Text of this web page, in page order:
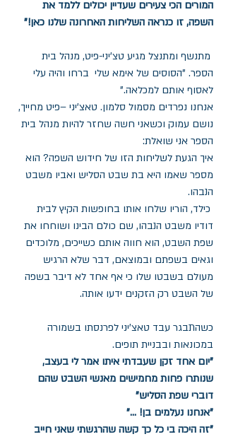
המורים הכי צעירים שעדיין יכולים ללמד את
השפה, זו כנראה השליחות האחרונה שלנו כאן!"
מתנשף ומתנצל מגיע טצ'יני-פיט, מנהל בית
הספר. "הסוסים של אימא שלי  ברחו והיה עלי
לאסוף אותם למכלאה."
אנחנו נפרדים מסמול סלמון. טאצ'יני –פיט מחייך,
נושם עמוק וכשאני חשה שחזר להיות מנהל בית
הספר אני שואלת:
איך הגעת לשליחות הזו של חידוש השפה? הוא
מספר שאמו היא בת שבט הסליש ואביו משבט
הנבהו.
כילד, הוריו שלחו אותו בחופשות הקיץ לבית
דודיו משבט הנבהו, שם כולם הבינו ושוחחו את
שפת השבט, הוא חווה אותם כשייכים, מלוכדים
וגאים בשפתם ובמוצאם, דבר שלא הרגיש
מעולם בשבטו שלו כי אף אחד לא דיבר בשפה
של השבט רק הזקנים ידעו אותה.
כשהתבגר עבד טאצ'יני לפרנסתו בשמורה
במכונאות ובבניית תופים.
"יום אחד זקן שעבדתי איתו אמר לי בעצב,
שנותרו פחות מחמישים מאנשי השבט שהם
דוברי שפת הסליש"
"אנחנו נעלמים בן! ..."
"זה היכה בי כל כך קשה שהרגשתי שאני חייב